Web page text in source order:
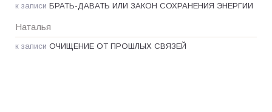
к записи БРАТЬ-ДАВАТЬ ИЛИ ЗАКОН СОХРАНЕНИЯ ЭНЕРГИИ
Наталья
к записи ОЧИЩЕНИЕ ОТ ПРОШЛЫХ СВЯЗЕЙ